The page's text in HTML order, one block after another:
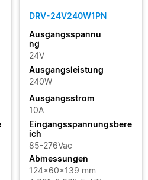
DRV-24V240W1PN
Ausgangsspannu
ng
24V
Ausgangsleistung
240W
Ausgangsstrom
10A
Eingangsspannungsbere
ich
85-276Vac
Abmessungen
124x60x139 mm